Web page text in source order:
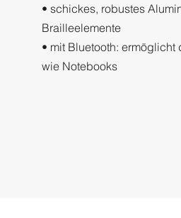
• schickes, robustes
Brailleelemente
• mit Bluetooth: ermöglicht
wie Notebooks